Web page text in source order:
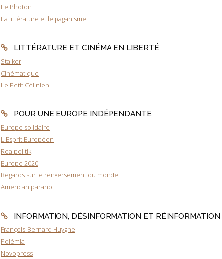
Le Photon
La littérature et le paganisme
LITTÉRATURE ET CINÉMA EN LIBERTÉ
Stalker
Cinématique
Le Petit Célinien
POUR UNE EUROPE INDÉPENDANTE
Europe solidaire
L'Esprit Européen
Realpolitik
Europe 2020
Regards sur le renversement du monde
American parano
INFORMATION, DÉSINFORMATION ET RÉINFORMATION
François-Bernard Huyghe
Polémia
Novopress